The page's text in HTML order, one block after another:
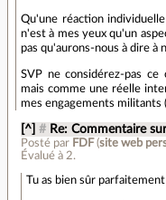
Qu'une réaction
n'est à mes yeux qu'un
pas qu'aurons-nous à dire
SVP ne considérez-pas
mais comme une réelle
mes engagements militants
[^] # Re: Commentaire
Posté par FDF(site web
Évalué à 2.
Tu as bien sûr